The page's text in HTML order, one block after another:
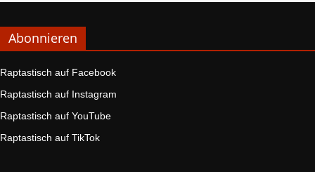
Abonnieren
Raptastisch auf Facebook
Raptastisch auf Instagram
Raptastisch auf YouTube
Raptastisch auf TikTok